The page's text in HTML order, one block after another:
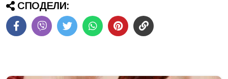
СПОДЕЛИ: